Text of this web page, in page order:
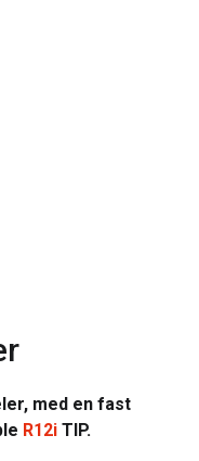
med en fast
R12i TIP.